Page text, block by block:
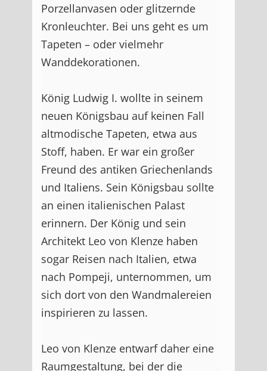
Porzellanvasen oder glitzernde
Kronleuchter. Bei uns geht es um
Tapeten – oder vielmehr
Wanddekorationen.
König Ludwig I. wollte in seinem
neuen Königsbau auf keinen Fall
altmodische Tapeten, etwa aus
Stoff, haben. Er war ein großer
Freund des antiken Griechenlands
und Italiens. Sein Königsbau sollte
an einen italienischen Palast
erinnern. Der König und sein
Architekt Leo von Klenze haben
sogar Reisen nach Italien, etwa
nach Pompeji, unternommen, um
sich dort von den Wandmalereien
inspirieren zu lassen.
Leo von Klenze entwarf daher eine
Raumgestaltung, bei der die